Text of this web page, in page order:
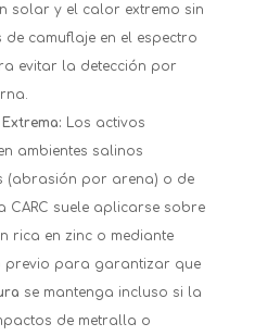
solar y el calor extremo sin
camuflaje en el espectro
evitar la detección por
Los activos
ambientes salinos
(abrasión por arena) o de
CARC suele aplicarse sobre
rica en zinc o mediante
previo para garantizar que
se mantenga incluso si la
de metralla o